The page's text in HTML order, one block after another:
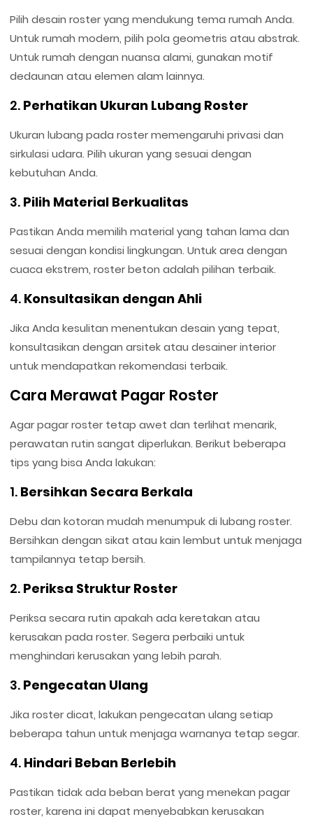
Pilih desain roster yang mendukung tema rumah Anda.
Untuk rumah modern, pilih pola geometris atau abstrak.
Untuk rumah dengan nuansa alami, gunakan motif
dedaunan atau elemen alam lainnya.
2. Perhatikan Ukuran Lubang Roster
Ukuran lubang pada roster memengaruhi privasi dan
sirkulasi udara. Pilih ukuran yang sesuai dengan
kebutuhan Anda.
3. Pilih Material Berkualitas
Pastikan Anda memilih material yang tahan lama dan
sesuai dengan kondisi lingkungan. Untuk area dengan
cuaca ekstrem, roster beton adalah pilihan terbaik.
4. Konsultasikan dengan Ahli
Jika Anda kesulitan menentukan desain yang tepat,
konsultasikan dengan arsitek atau desainer interior
untuk mendapatkan rekomendasi terbaik.
Cara Merawat Pagar Roster
Agar pagar roster tetap awet dan terlihat menarik,
perawatan rutin sangat diperlukan. Berikut beberapa
tips yang bisa Anda lakukan:
1. Bersihkan Secara Berkala
Debu dan kotoran mudah menumpuk di lubang roster.
Bersihkan dengan sikat atau kain lembut untuk menjaga
tampilannya tetap bersih.
2. Periksa Struktur Roster
Periksa secara rutin apakah ada keretakan atau
kerusakan pada roster. Segera perbaiki untuk
menghindari kerusakan yang lebih parah.
3. Pengecatan Ulang
Jika roster dicat, lakukan pengecatan ulang setiap
beberapa tahun untuk menjaga warnanya tetap segar.
4. Hindari Beban Berlebih
Pastikan tidak ada beban berat yang menekan pagar
roster, karena ini dapat menyebabkan kerusakan